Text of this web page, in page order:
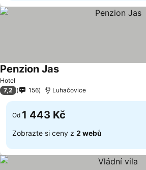
Hotel
Penzion Jas
7,2 156 Luhačovice
Od 1 443 Kč
Zobrazte si ceny z 2 webů